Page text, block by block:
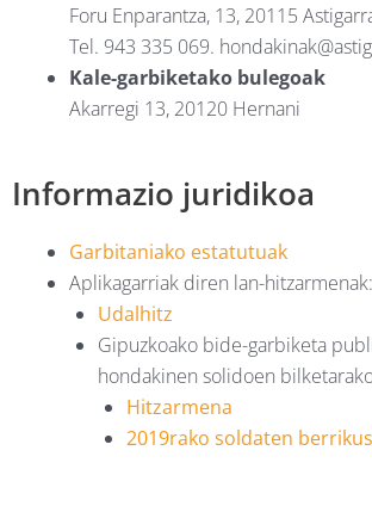
Foru Enparantza, 13, 20115
Tel. 943 335 069.
Kale-garbiketako bulegoak
Akarregi 13, 20120 Hernani
Informazio juridikoa
Garbitaniako estatutuak
Aplikagarriak diren lan-hitzarmenak:
Udalhitz
Gipuzkoako bide-garbiketa
hondakinen solidoen
Hitzarmena
2019rako soldaten